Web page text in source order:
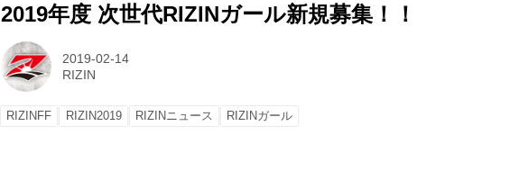
2019年度 次世代RIZINガール新規募集！！
2019-02-14
RIZIN
RIZINFF RIZIN2019 RIZINニュース RIZINガール